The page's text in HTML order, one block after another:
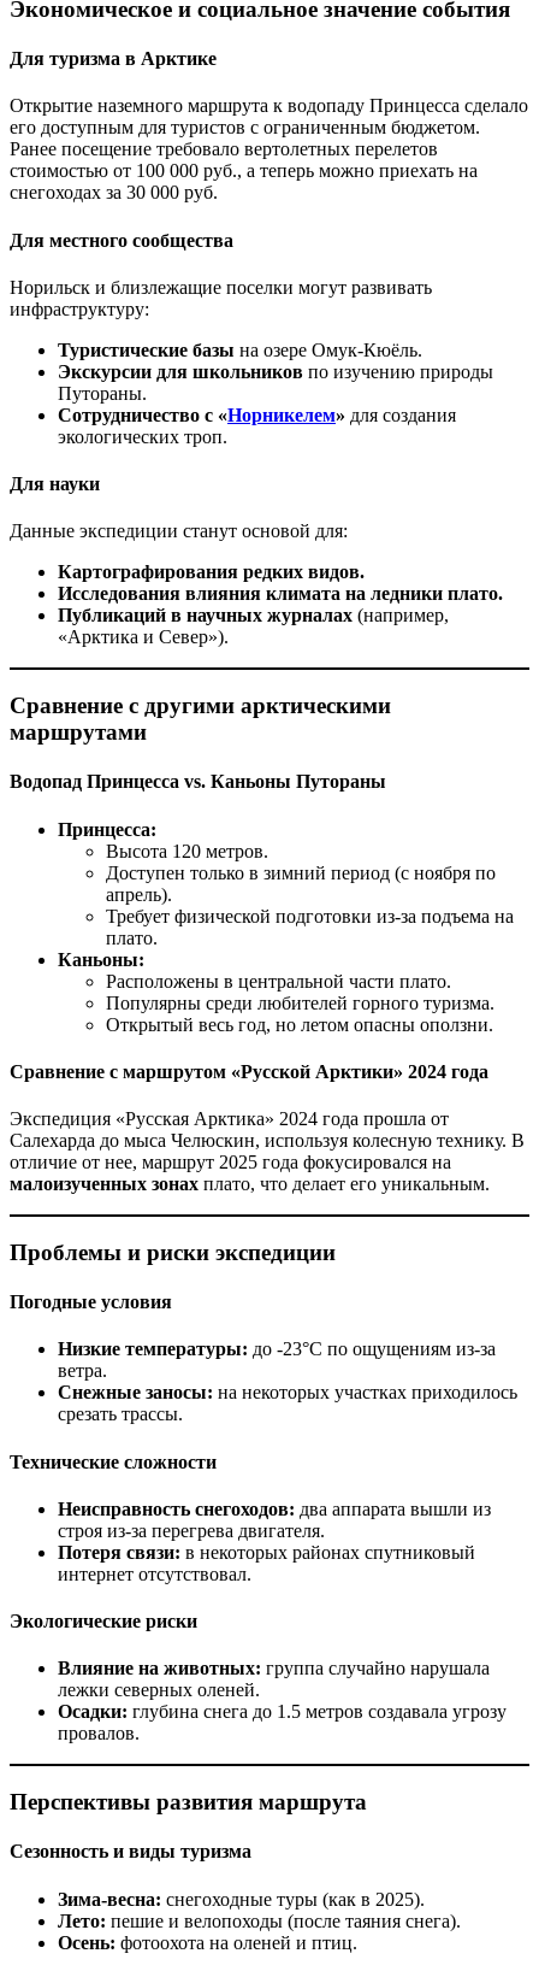
Экономическое и социальное значение события
Для туризма в Арктике
Открытие наземного маршрута к водопаду Принцесса сделало
его доступным для туристов с ограниченным бюджетом.
Ранее посещение требовало вертолетных перелетов
стоимостью от 100 000 руб., а теперь можно приехать на
снегоходах за 30 000 руб.
Для местного сообщества
Норильск и близлежащие поселки могут развивать
инфраструктуру:
Туристические базы на озере Омук-Кюёль.
Экскурсии для школьников по изучению природы
Путораны.
Сотрудничество с «Норникелем» для создания
экологических троп.
Для науки
Данные экспедиции станут основой для:
Картографирования редких видов.
Исследования влияния климата на ледники плато.
Публикаций в научных журналах (например,
«Арктика и Север»).
Сравнение с другими арктическими
маршрутами
Водопад Принцесса vs. Каньоны Путораны
Принцесса:
Высота 120 метров.
Доступен только в зимний период (с ноября по
апрель).
Требует физической подготовки из-за подъема на
плато.
Каньоны:
Расположены в центральной части плато.
Популярны среди любителей горного туризма.
Открытый весь год, но летом опасны оползни.
Сравнение с маршрутом «Русской Арктики» 2024 года
Экспедиция «Русская Арктика» 2024 года прошла от
Салехарда до мыса Челюскин, используя колесную технику. В
отличие от нее, маршрут 2025 года фокусировался на
малоизученных зонах плато, что делает его уникальным.
Проблемы и риски экспедиции
Погодные условия
Низкие температуры: до -23°C по ощущениям из-за
ветра.
Снежные заносы: на некоторых участках приходилось
срезать трассы.
Технические сложности
Неисправность снегоходов: два аппарата вышли из
строя из-за перегрева двигателя.
Потеря связи: в некоторых районах спутниковый
интернет отсутствовал.
Экологические риски
Влияние на животных: группа случайно нарушала
лежки северных оленей.
Осадки: глубина снега до 1.5 метров создавала угрозу
провалов.
Перспективы развития маршрута
Сезонность и виды туризма
Зима-весна: снегоходные туры (как в 2025).
Лето: пешие и велопоходы (после таяния снега).
Осень: фотоохота на оленей и птиц.